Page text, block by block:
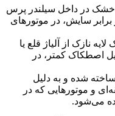
خشک در داخل سیلندر پرس
سایش، در موتورهای
لایه نازک از آلیاژ قلع یا
اصطکاک کمتر، در
ساخته شده و به دلیل
و موتورهایی که در
می‌شود.